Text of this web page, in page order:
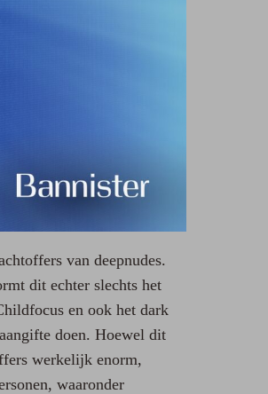
van deepnudes.
dit echter slechts het
en ook het dark
doen. Hoewel dit
werkelijk enorm,
waaronder